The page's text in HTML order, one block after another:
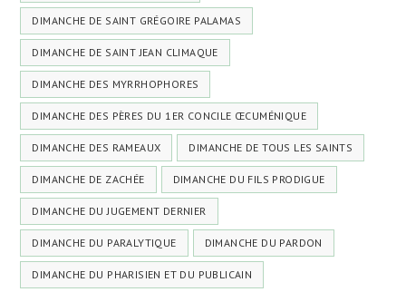
DIMANCHE DE SAINT GRÉGOIRE PALAMAS
DIMANCHE DE SAINT JEAN CLIMAQUE
DIMANCHE DES MYRRHOPHORES
DIMANCHE DES PÈRES DU 1ER CONCILE ŒCUMÉNIQUE
DIMANCHE DES RAMEAUX DIMANCHE DE TOUS LES SAINTS
DIMANCHE DE ZACHÉE DIMANCHE DU FILS PRODIGUE
DIMANCHE DU JUGEMENT DERNIER
DIMANCHE DU PARALYTIQUE DIMANCHE DU PARDON
DIMANCHE DU PHARISIEN ET DU PUBLICAIN